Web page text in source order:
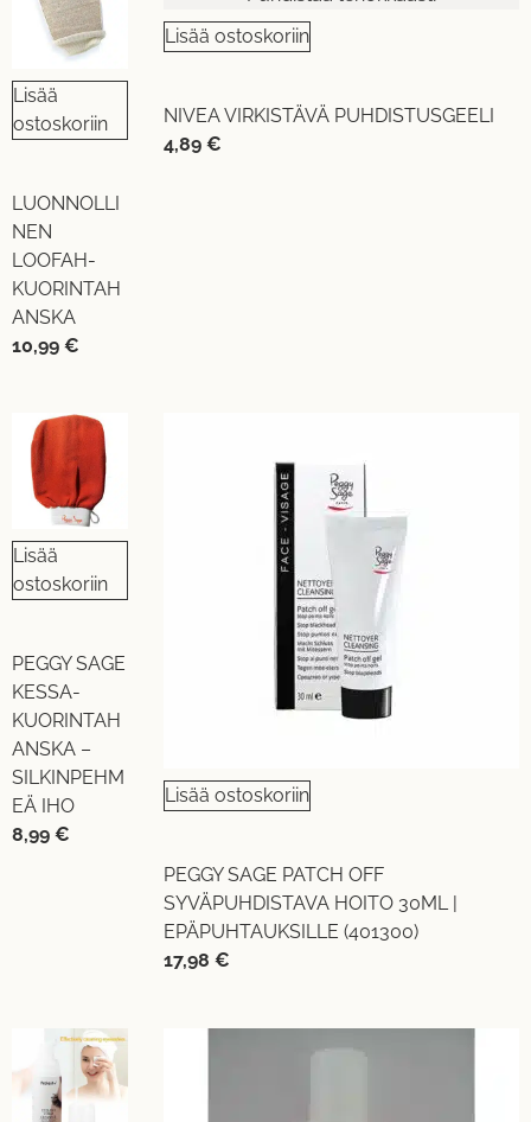
Lisää
ostoskoriin
LUONNOLLI
NEN
LOOFAH-
KUORINTAH
ANSKA
10,99 €
Lisää ostoskoriin
NIVEA VIRKISTÄVÄ PUHDISTUSGEELI
4,89 €
Lisää
ostoskoriin
PEGGY SAGE
KESSA-
KUORINTAH
ANSKA –
SILKINPEHM
EÄ IHO
8,99 €
Lisää ostoskoriin
PEGGY SAGE PATCH OFF
SYVÄPUHDISTAVA HOITO 30ML |
EPÄPUHTAUKSILLE (401300)
17,98 €